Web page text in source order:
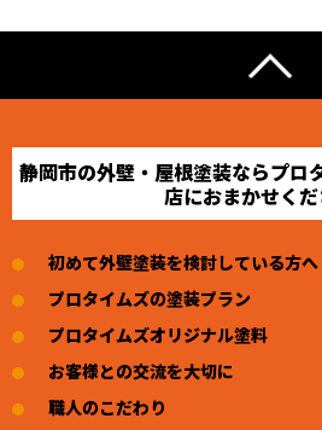
静岡市の外壁・屋根塗装ならプロ
店におまかせくだ
初めて外壁塗装を検討している方へ
プロタイムズの塗装プラン
プロタイムズオリジナル塗料
お客様との交流を大切に
職人のこだわり